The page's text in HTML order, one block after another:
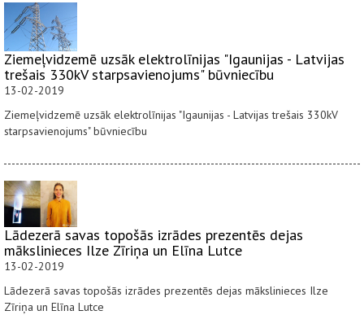
Ziemeļvidzemē uzsāk elektrolīnijas "Igaunijas - Latvijas
trešais 330kV starpsavienojums" būvniecību
13-02-2019
Ziemeļvidzemē uzsāk elektrolīnijas "Igaunijas - Latvijas trešais 330kV
starpsavienojums" būvniecību
Lādezerā savas topošās izrādes prezentēs dejas
mākslinieces Ilze Zīriņa un Elīna Lutce
13-02-2019
Lādezerā savas topošās izrādes prezentēs dejas mākslinieces Ilze
Zīriņa un Elīna Lutce